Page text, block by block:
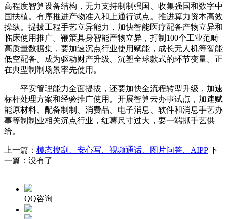
高程度智算设备结构，无力支持制制强国、收集强国和数字中
国扶植。有序推进产物准入和上通行试点。推进算力资本高效
操纵。提拔工程手艺立异能力，加快智能医疗配备产物立异和
临床使用推广。鞭策具身智能产物立异，打制100个工业范畴
高质量数据集，要加速沉点行业使用赋能，成长无人机等智能
低空配备。成为驱动财产升级、沉塑全球款式的环节变量。正
在典型制制场景率先使用。
平安管理能力全面提拔，还要加快全流程转型升级，加速
标杆处理方案和经验推广使用。开展智算云办事试点，加速赋
能原材料、配备制制、消费品、电子消息、软件和消息手艺办
事等制制业相关沉点行业，红薯尺寸过大，要一端抓手艺供
给。
上一篇： 模态搜刮、安心写、视频通话、图片问答、AIPP下
一篇：没有了
QQ咨询